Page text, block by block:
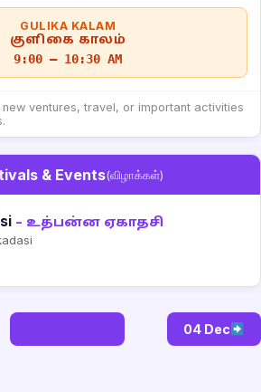
GULIKA KALAM
குளிகை காலம்
9:00 – 10:30 AM
ventures, travel, or important activities
& Events(விழாக்கள்)
– உத்பன்ன ஏகாதசி
04 Dec